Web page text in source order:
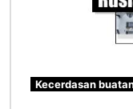
Kecerdasan